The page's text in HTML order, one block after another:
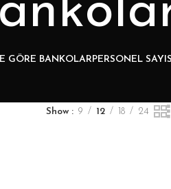
GÖRE BANKOLARPERSONEL
Show 9 12 18 24